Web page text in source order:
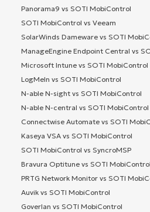
Panorama9 vs SOTI MobiControl
SOTI MobiControl vs Veeam
SolarWinds Dameware vs SOTI
ManageEngine Endpoint Central vs
Microsoft Intune vs SOTI MobiControl
LogMeIn vs SOTI MobiControl
N-able N-sight vs SOTI MobiControl
N-able N-central vs SOTI MobiControl
Connectwise Automate vs SOTI
Kaseya VSA vs SOTI MobiControl
SOTI MobiControl vs SyncroMSP
Bravura Optitune vs SOTI MobiControl
PRTG Network Monitor vs SOTI
Auvik vs SOTI MobiControl
Goverlan vs SOTI MobiControl